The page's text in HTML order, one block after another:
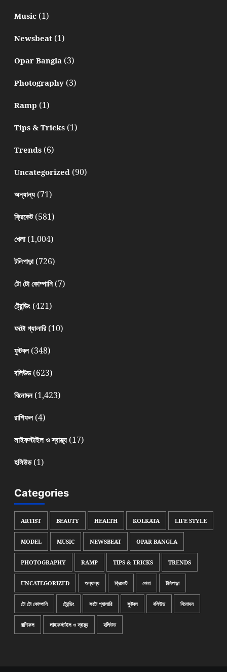
Music(1)
Newsbeat(1)
Opar Bangla(3)
Photography(3)
Ramp (1)
Tips & Tricks(1)
Trends(6)
Uncategorized(90)
অন্যান্য(71)
ক্রিকেট(581)
খেলা(1,004)
টলিপাড়া(726)
টো টো কোম্পানি(7)
ট্রেন্ডিং(421)
ফটো গ্যালারি(10)
ফুটবল(348)
বলিউড(623)
বিনোদন(1,423)
রাশিফল(4)
লাইফস্টাইল ও স্বাস্থ্য(17)
হলিউড(1)
Categories
ARTIST BEAUTY HEALTH KOLKATA LIFE STYLE
MODEL MUSIC NEWSBEAT OPAR BANGLA
PHOTOGRAPHY RAMP TIPS & TRICKS TRENDS
UNCATEGORIZED অন্যান্য ক্রিকেট খেলা টলিপাড়া
টো টো কোম্পানি ট্রেন্ডিং ফটো গ্যালারি ফুটবল বলিউড বিনোদন
রাশিফল লাইফস্টাইল ও স্বাস্থ্য হলিউড